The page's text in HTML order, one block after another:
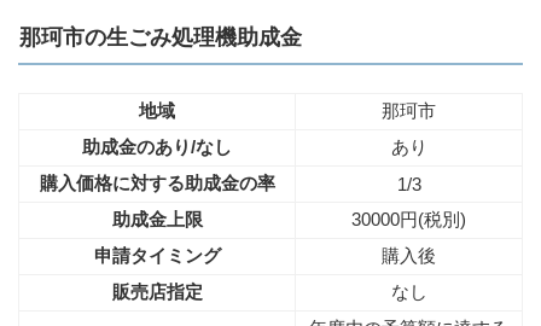
那珂市の生ごみ処理機助成金
地域
那珂市
助成金のあり/なし
あり
購入価格に対する助成金の率
1/3
助成金上限
30000円(税別)
申請タイミング
購入後
販売店指定
なし